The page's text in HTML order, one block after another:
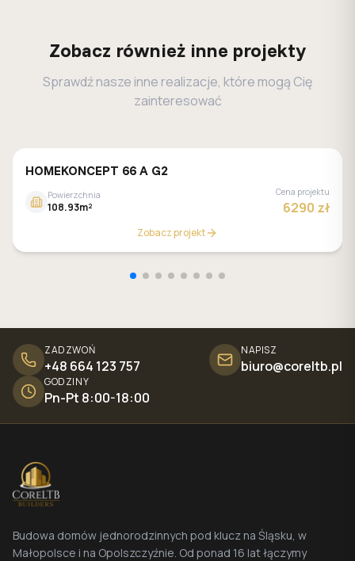
Zobacz również inne projekty
Sprawdź nasze inne realizacje, które mogą Cię
zainteresować
HOMEKONCEPT 66 A G2
Powierzchnia
108.93m²
Cena projektu
6290 zł
Zobacz projekt
ZADZWOŃ
+48 664 123 757
NAPISZ
biuro@coreltb.pl
GODZINY
Pn-Pt 8:00-18:00
Budowa domów jednorodzinnych pod klucz na Śląsku, w
Małopolsce i na Opolszczyźnie. Od ponad 16 lat łączymy